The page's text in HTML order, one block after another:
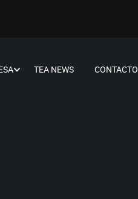
TEA NEWS CONTACTO